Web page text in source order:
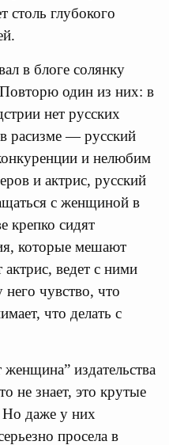
столь глубокого
в блоге солянку
один из них: в
нет русских
расизме — русский
и нелюбим
и актрис, русский
с женщиной в
крепко сидят
которые мешают
актрис, ведет с ними
чувство, что
что делать с
издательства
не знает, это крутые
Но даже у них
просела в